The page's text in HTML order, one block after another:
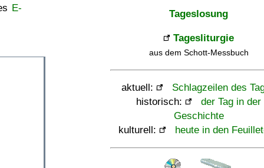
E-
Tageslosung
Tagesliturgie
aus dem Schott-Messbuch
aktuell:
Schlagzeilen des
historisch:
der Tag in der
Geschichte
kulturell:
heute in den